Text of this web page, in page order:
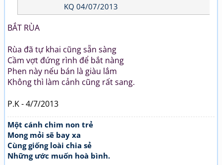
KQ 04/07/2013
BẮT RÙA
Rùa đã tự khai cũng sẵn sàng
Cầm vợt đứng rình để bắt nàng
Phen này nếu bán là giàu lắm
Không thì làm cảnh cũng rất sang.
P.K - 4/7/2013
Một cánh chim non trẻ
Mong mỏi sẽ bay xa
Cùng giống loài chia sẻ
Những ước muốn hoà bình.